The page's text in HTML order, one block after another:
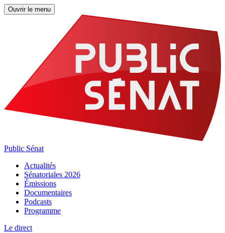
Ouvrir le menu
Public Sénat
Actualités
Sénatoriales 2026
Émissions
Documentaires
Podcasts
Programme
Le direct